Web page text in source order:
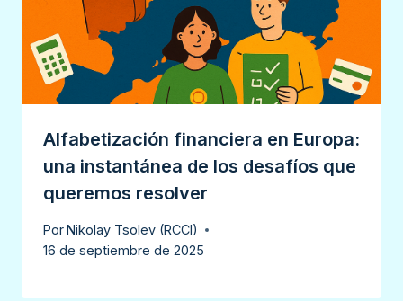
Alfabetización financiera en Europa:
una instantánea de los desafíos que
queremos resolver
PorNikolay Tsolev (RCCI)
16 de septiembre de 2025